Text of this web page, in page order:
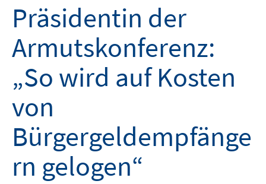
Präsidentin der
Armutskonferenz:
„So wird auf Kosten
von
Bürgergeldempfänge
rn gelogen“